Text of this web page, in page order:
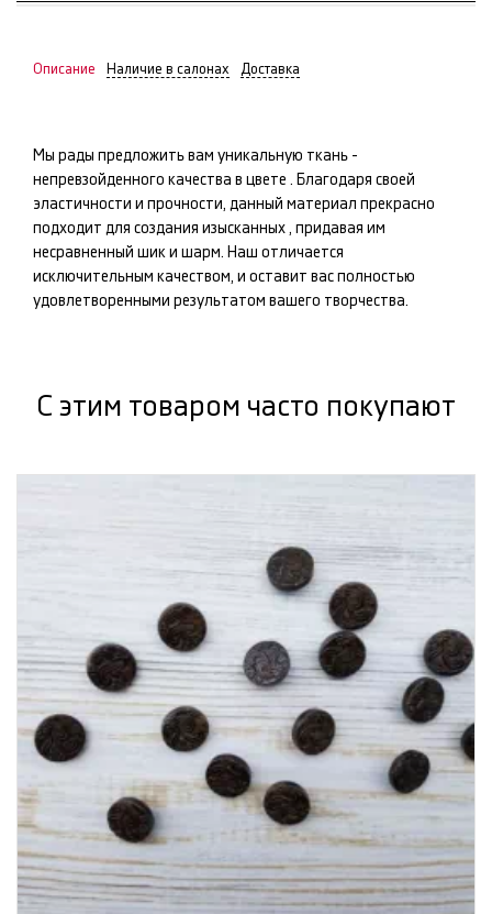
Описание Наличие в салонах Доставка
Мы рады предложить вам уникальную ткань -
непревзойденного качества в цвете . Благодаря своей
эластичности и прочности, данный материал прекрасно
подходит для создания изысканных , придавая им
несравненный шик и шарм. Наш отличается
исключительным качеством, и оставит вас полностью
удовлетворенными результатом вашего творчества.
С этим товаром часто покупают